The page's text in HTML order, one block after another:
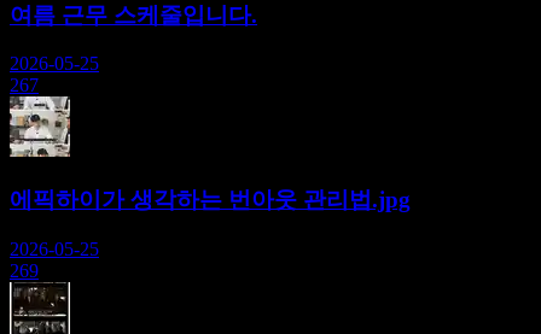
여름 근무 스케줄입니다.
2026-05-25
267
에픽하이가 생각하는 번아웃 관리법.jpg
2026-05-25
269